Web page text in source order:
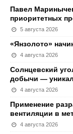
Павел
приоритетных
5 августа 2026
«Янзолото»
4 августа 2026
Солнцевский
добычи —
4 августа 2026
Применение
вентиляции в
4 августа 2026